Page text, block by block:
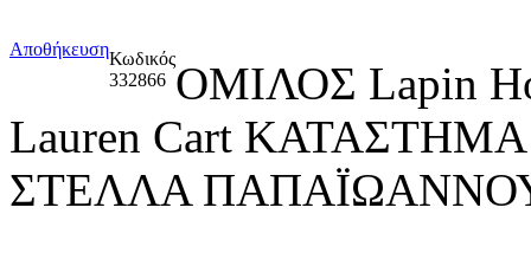
ΑποθήκευσηΚωδικός
332866 ΟΜΙΛΟΣ Lapin
Lauren Cart
ΣΤΕΛΛΑ